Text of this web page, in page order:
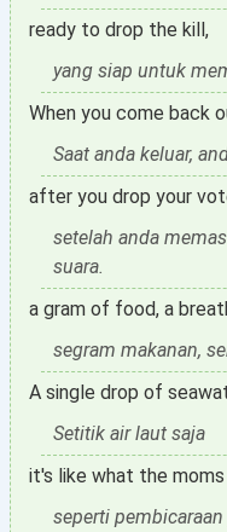
ready to drop the kill,
yang siap untuk
When you come back
Saat anda keluar,
after you drop your
setelah anda
suara.
a gram of food, a
segram makanan,
A single drop of
Setitik air laut saja
it's like what the
seperti